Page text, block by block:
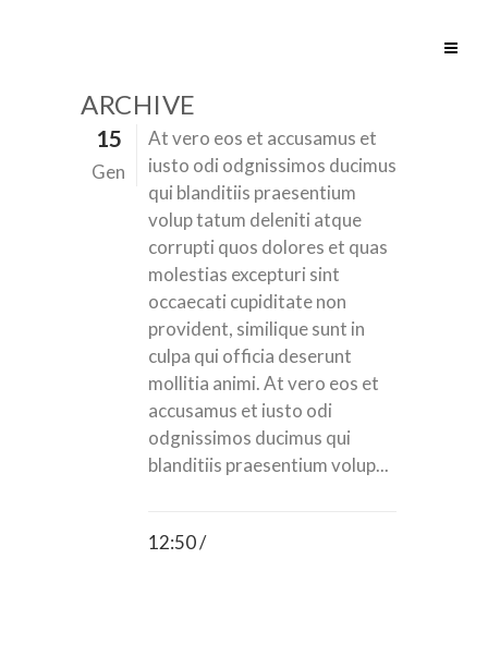
ARCHIVE
15
Gen
At vero eos et accusamus et
iusto odi odgnissimos ducimus
qui blanditiis praesentium
volup tatum deleniti atque
corrupti quos dolores et quas
molestias excepturi sint
occaecati cupiditate non
provident, similique sunt in
culpa qui officia deserunt
mollitia animi. At vero eos et
accusamus et iusto odi
odgnissimos ducimus qui
blanditiis praesentium volup...
12:50 /